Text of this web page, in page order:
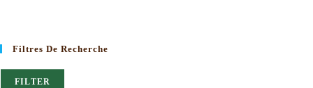
Filtres De Recherche
FILTER